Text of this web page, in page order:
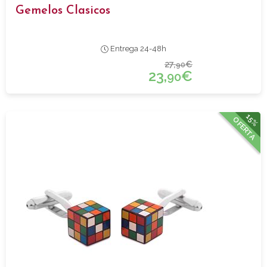
Gemelos Clasicos
Entrega 24-48h
27,90€
23,90€
15%
OFERTA